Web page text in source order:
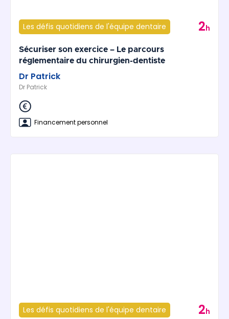
Les défis quotidiens de l'équipe dentaire 2h
Sécuriser son exercice – Le parcours
réglementaire du chirurgien-dentiste
Dr Patrick
Dr Patrick
Financement personnel
Les défis quotidiens de l'équipe dentaire 2h